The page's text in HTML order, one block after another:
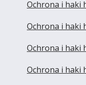
Ochrona i haki
Ochrona i haki
Ochrona i haki
Ochrona i haki